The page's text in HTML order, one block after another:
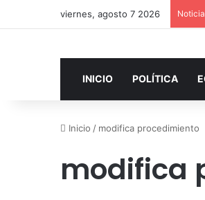
viernes, agosto 7 2026
INICIO POLÍTICA
Inicio / modifica procedimiento
modifica